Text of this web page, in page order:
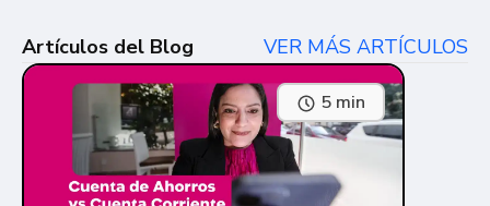
Artículos del Blog VER MÁS ARTÍCULOS
5 min